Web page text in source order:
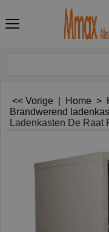
<< Vorige Home >
Brandwerend
Ladenkasten De Raat